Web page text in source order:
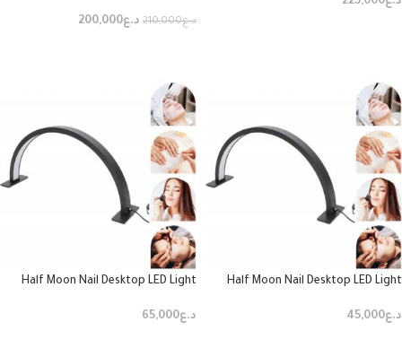
د.ع210,000 د.ع200,000
Half Moon Nail Desktop LED Light
د.ع45,000
Half Moon Nail Desktop LED Light
د.ع65,000